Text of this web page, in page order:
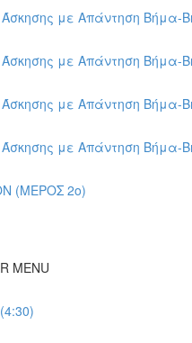
Άσκησης με Απάντηση Βήμα-
Άσκησης με Απάντηση Βήμα-
Άσκησης με Απάντηση Βήμα-
Άσκησης με Απάντηση Βήμα-
(ΜΕΡΟΣ 2ο)
MENU